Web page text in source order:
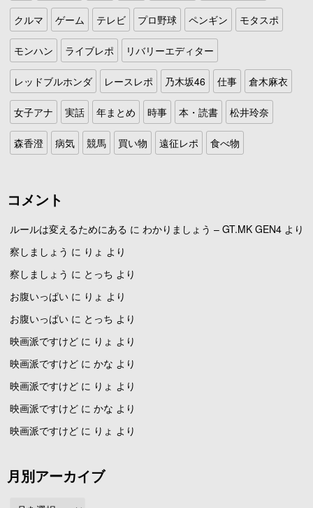
クルマ ゲーム テレビ プロ野球 ペンギン モタスポ
モンハン ライブレポ リバリーエディター
レッドブルホンダ レースレポ 乃木坂46 仕事 倉木麻衣
女子アナ 実話 年まとめ 時事 本・読書 松井玲奈
森香澄 病気 競馬 買い物 遠征レポ 食べ物
コメント
ルールは変えるためにある に わかりましょう – GT.MK GEN4 より
察しましょう に りょ より
察しましょう に とっち より
お腹いっぱい に りょ より
お腹いっぱい に とっち より
映画派ですけど に りょ より
映画派ですけど に かな より
映画派ですけど に りょ より
映画派ですけど に かな より
映画派ですけど に りょ より
月別アーカイブ